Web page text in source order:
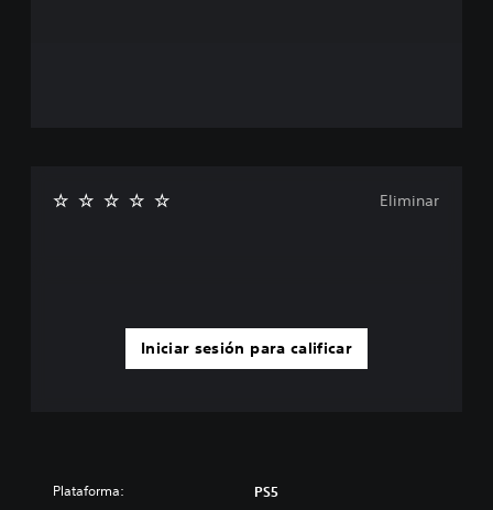
Iniciar sesión para calificar
Eliminar
Plataforma: PS5